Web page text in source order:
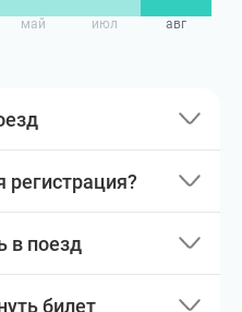
май июл авг
регистрация?
в поезд
билет